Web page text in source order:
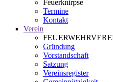
Feuerknirpse
Termine
Kontakt
Verein
Gründung
Vorstandschaft
Satzung
Vereinsregister